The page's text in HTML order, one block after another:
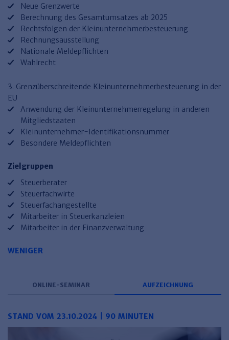
Neue Grenzwerte
Berechnung des Gesamtumsatzes ab 2025
Rechtsfolgen der Kleinunternehmerbesteuerung
Rechnungsausstellung
Nationale Meldepflichten
Wahlrecht
3. Grenzüberschreitende Kleinunternehmerbesteuerung in der
EU
Anwendung der Kleinunternehmerregelung in anderen
Mitgliedstaaten
Kleinunternehmer-Identifikationsnummer
Besondere Meldepflichten
Zielgruppen
Steuerberater
Steuerfachwirte
Steuerfachangestellte
Mitarbeiter in Steuerkanzleien
Mitarbeiter in der Finanzverwaltung
WENIGER
ONLINE-SEMINAR AUFZEICHNUNG
STAND VOM 23.10.2024 | 90 MINUTEN